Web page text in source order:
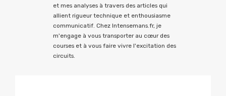
et mes analyses à travers des articles qui
allient rigueur technique et enthousiasme
communicatif. Chez Intensemans.fr, je
m'engage à vous transporter au cœur des
courses et à vous faire vivre l'excitation des
circuits.